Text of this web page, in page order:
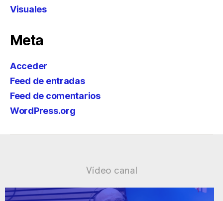
Visuales
Meta
Acceder
Feed de entradas
Feed de comentarios
WordPress.org
Vídeo canal